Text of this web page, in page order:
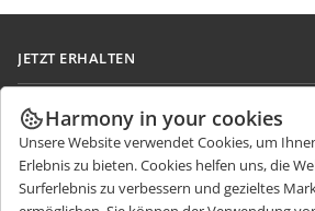
JETZT ERHALTEN
Docs
DocSpace
Workspace
Integrations-Apps
ZUSAMMENARBEITEN
Für Mitwirkende
Für Übersetzer
NACHRICHTEN ERHALTEN
Blog
Harmony in your cookies
Unsere Website verwendet Cookies, um
Erlebnis zu bieten. Cookies helfen uns, die
Surferlebnis zu verbessern und gezieltes